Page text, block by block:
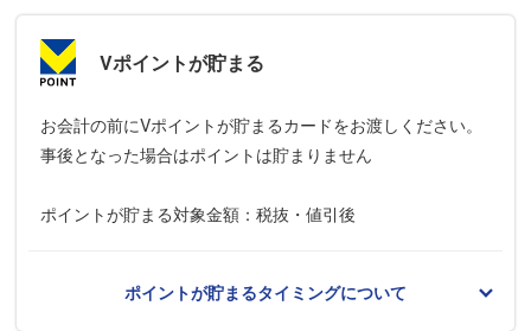
Vポイントが貯まる
お会計の前にVポイントが貯まるカードをお渡しください。
事後となった場合はポイントは貯まりません
ポイントが貯まる対象金額：税抜・値引後
ポイントが貯まるタイミングについて